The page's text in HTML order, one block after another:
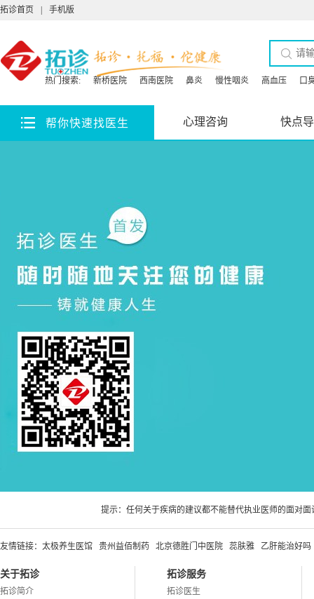
拓诊首页 手机版
热门搜索: 新桥医院 西南医院 鼻炎 慢性咽炎 高血压 口
帮你快速找医生 心理咨询 快点
提示：任何关于疾病的建议都不能替代执业医师的面对
友情链接： 太极养生医馆 贵州益佰制药 北京德胜门中医院 蕊肤雅 乙肝能治好吗
关于拓诊
拓诊简介
拓诊服务
拓诊医生